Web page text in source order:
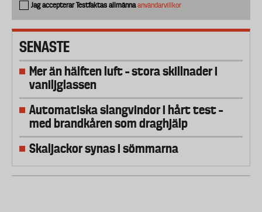
Jag accepterar Testfaktas allmännaanvändarvillkor
SENASTE
Mer än hälften luft – stora skillnader i
vaniljglassen
Automatiska slangvindor i hårt test –
med brandkåren som draghjälp
Skaljackor synas i sömmarna